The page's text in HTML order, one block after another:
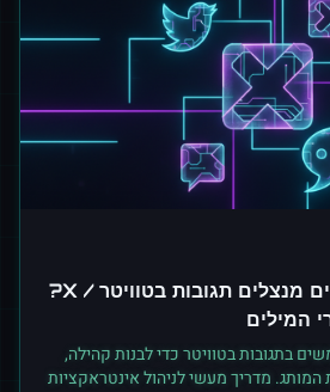
איך מותגים מצליחים מנצלים תגובות בטוויטר / X?
המילים
בתגובות בטוויטר כדי לבנות קהילה,
המותג. מדריך מעשי לניהול אינטראקציות